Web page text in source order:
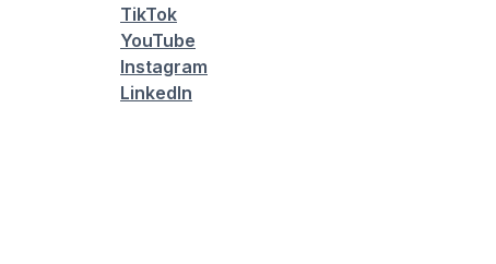
TikTok
YouTube
Instagram
LinkedIn